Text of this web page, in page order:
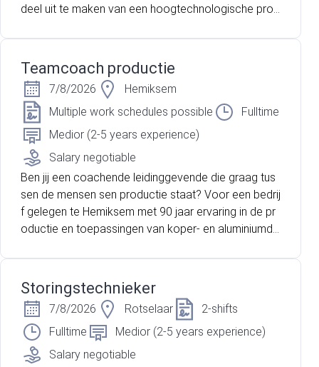
deel uit te maken van een hoogtechnologische prod
Voor een internationale marktleider in Genk zijn wij
dringend op zoek naar Technisch Operatoren voor e
en volcontinu systeem.
Teamcoach productie
7/8/2026
Hemiksem
Multiple work schedules possible
Fulltime
Medior (2-5 years experience)
Salary negotiable
Ben jij een coachende leidinggevende die graag tus
sen de mensen sen productie staat? Voor een bedrij
f gelegen te Hemiksem met 90 jaar ervaring in de pr
oductie en toepassingen van koper- en aluminiumdr
rde teamcoach!
Storingstechnieker
7/8/2026 Rotselaar
2-shifts
Fulltime
Medior (2-5 years experience)
Salary negotiable